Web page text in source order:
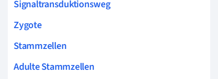
Signaltransduktionsweg
Zygote
Stammzellen
Adulte Stammzellen